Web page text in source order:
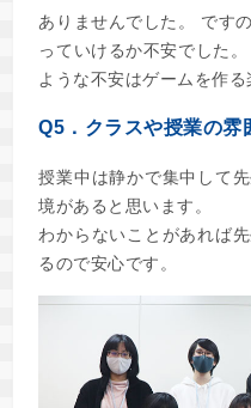
ありませんでした。 です
っていけるか不安でした
ような不安はゲームを作る
Q5．クラスや授業の雰
授業中は静かで集中して
境があると思います。
わからないことがあれば
るので安心です。